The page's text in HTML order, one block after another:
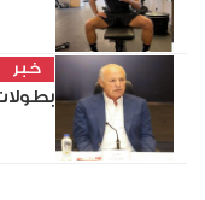
خبر